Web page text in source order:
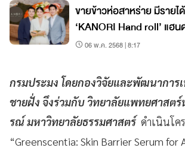
ขายข้าวห่อสาหร่าย มีรายไ
‘KANORI Hand roll’ แฮน
อยากโตอีก 20%
06 พ.ค. 2568 | 8:17
กรมประมง โดยกองวิจัยและพัฒนาการ
ชายฝั่ง จึงร่วมกับ วิทยาลัยแพทยศาสต
รณ์ มหาวิทยาลัยธรรมศาสตร์ ดำเนินโค
“Greenscentia: Skin Barrier Serum for